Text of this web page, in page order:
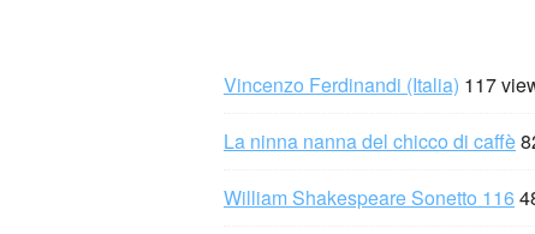
Vincenzo Ferdinandi (Italia) 117
La ninna nanna del chicco di caffè
William Shakespeare Sonetto 116